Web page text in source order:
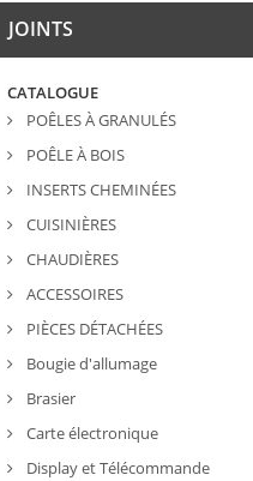
JOINTS
CATALOGUE
POÊLES À GRANULÉS
POÊLE À BOIS
INSERTS CHEMINÉES
CUISINIÈRES
CHAUDIÈRES
ACCESSOIRES
PIÈCES DÉTACHÉES
Bougie d'allumage
Brasier
Carte électronique
Display et Télécommande